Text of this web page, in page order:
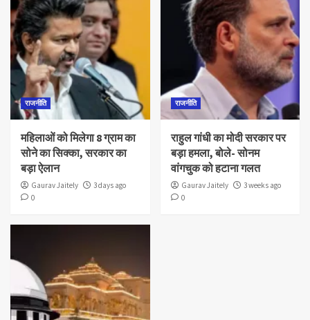
राजनीति
महिलाओं को मिलेगा 8 ग्राम का
सोने का सिक्का, सरकार का
बड़ा ऐलान
Gaurav Jaitely
3 days ago
0
राजनीति
राहुल गांधी का मोदी सरकार पर
बड़ा हमला, बोले- सोनम
वांगचुक को हटाना गलत
Gaurav Jaitely
3 weeks ago
0